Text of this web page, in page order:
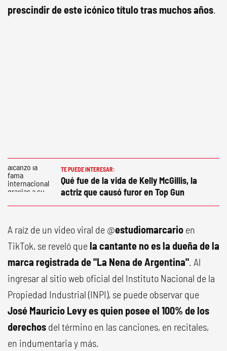
prescindir de este icónico título tras muchos años.
TE PUEDE INTERESAR:
Qué fue de la vida de Kelly McGillis, la
actriz que causó furor en Top Gun
A raíz de un video viral de @estudiomarcario en
TikTok, se reveló quela cantante no es la dueña de la
marca registrada de "La Nena de Argentina". Al
ingresar al sitio web oficial del Instituto Nacional de la
Propiedad Industrial (INPI), se puede observar que
José Mauricio Levy es quien posee el 100% de los
derechos del término en las canciones, en recitales,
en indumentaria y más.